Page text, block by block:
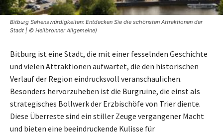
Bitburg Sehenswürdigkeiten: Entdecken Sie die schönsten Attraktionen der
Stadt | © Heilbronner Allgemeine)
Bitburg ist eine Stadt, die mit einer fesselnden Geschichte
und vielen Attraktionen aufwartet, die den historischen
Verlauf der Region eindrucksvoll veranschaulichen.
Besonders hervorzuheben ist die Burgruine, die einst als
strategisches Bollwerk der Erzbischöfe von Trier diente.
Diese Überreste sind ein stiller Zeuge vergangener Macht
und bieten eine beeindruckende Kulisse für